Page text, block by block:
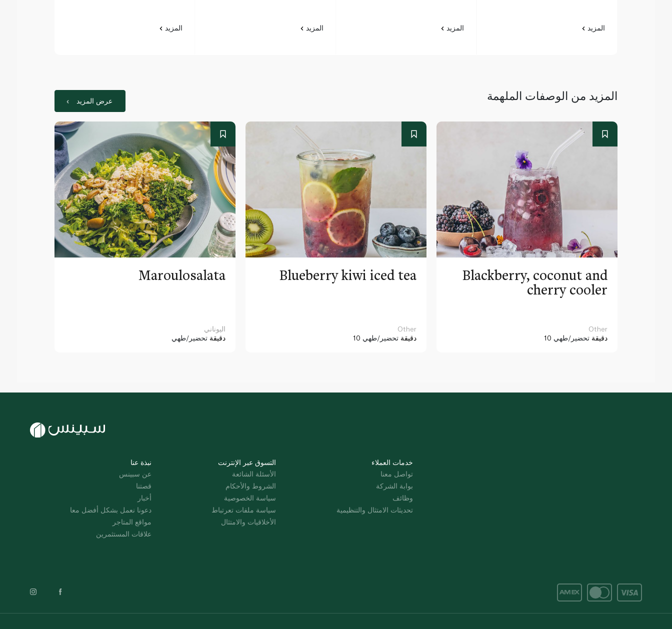
المزيد المزيد المزيد المزيد
المزيد من الوصفات الملهمة عرض المزيد
Maroulosalata
اليوناني
دقيقة تحضير/طهي
Blueberry kiwi iced tea
Other
10 دقيقة تحضير/طهي
Blackberry, coconut and
cherry cooler
Other
10 دقيقة تحضير/طهي
نبذة عنا
عن سبينس
قصتنا
أخبار
دعونا نعمل بشكل أفضل معا
مواقع المتاجر
علاقات المستثمرين
التسوق عبر الإنترنت
الأسئلة الشائعة
الشروط والأحكام
سياسة الخصوصية
سياسة ملفات تعرتباط
الأخلاقيات والامتثال
خدمات العملاء
تواصل معنا
بوابة الشركة
وظائف
تحديثات الامتثال والتنظيمية